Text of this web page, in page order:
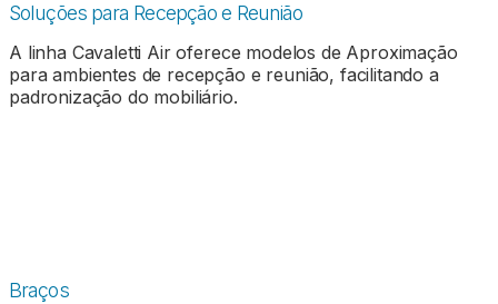
Soluções para Recepção e Reunião
A linha Cavaletti Air oferece modelos de Aproximação
para ambientes de recepção e reunião, facilitando a
padronização do mobiliário.
Braços